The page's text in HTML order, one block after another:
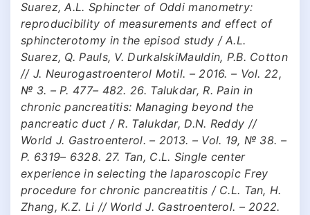
Suarez, A.L. Sphincter of Oddi manometry:
reproducibility of measurements and effect of
sphincterotomy in the episod study / A.L.
Suarez, Q. Pauls, V. DurkalskiMauldin, P.B. Cotton
// J. Neurogastroenterol Motil. – 2016. – Vol. 22,
№ 3. – Р. 477– 482. 26. Talukdar, R. Pain in
chronic pancreatitis: Managing beyond the
pancreatic duct / R. Talukdar, D.N. Reddy //
World J. Gastroenterol. – 2013. – Vol. 19, № 38. –
P. 6319– 6328. 27. Tan, C.L. Single center
experience in selecting the laparoscopic Frey
procedure for chronic pancreatitis / C.L. Tan, H.
Zhang, K.Z. Li // World J. Gastroenterol. – 2022.